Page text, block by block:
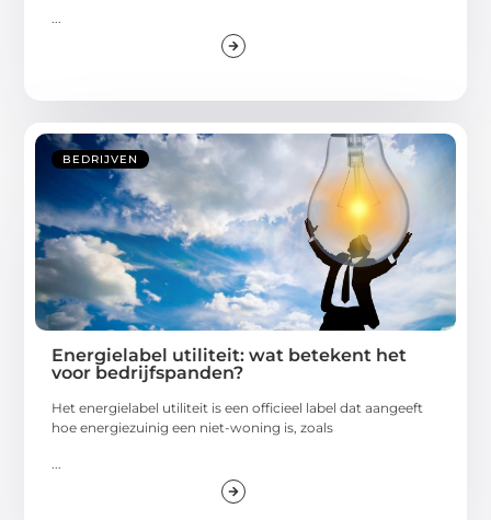
...
BEDRIJVEN
Energielabel utiliteit: wat betekent het
voor bedrijfspanden?
Het energielabel utiliteit is een officieel label dat aangeeft
hoe energiezuinig een niet-woning is, zoals